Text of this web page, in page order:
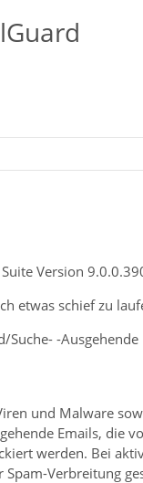
Version
etwas schief zu
-Ausgehende
und Malware
Emails, die
werden. Bei
Verbreitung